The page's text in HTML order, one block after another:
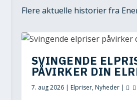
Flere aktuelle historier fra
SVINGENDE
PÅVIRKER DIN
7. aug 2026| Elpriser,Nyheder|